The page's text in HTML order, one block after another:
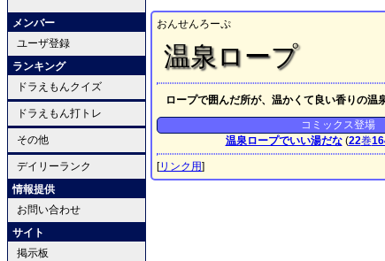
メンバー
ユーザ登録
ランキング
ドラえもんクイズ
ドラえもん打トレ
その他
デイリーランク
情報提供
お問い合わせ
サイト
掲示板
おんせんろーぷ
温泉ロープ
ロープで囲んだ所が、温かくて良い香りの温
コミックス登場
温泉ロープでいい湯だな(22巻
[リンク用]